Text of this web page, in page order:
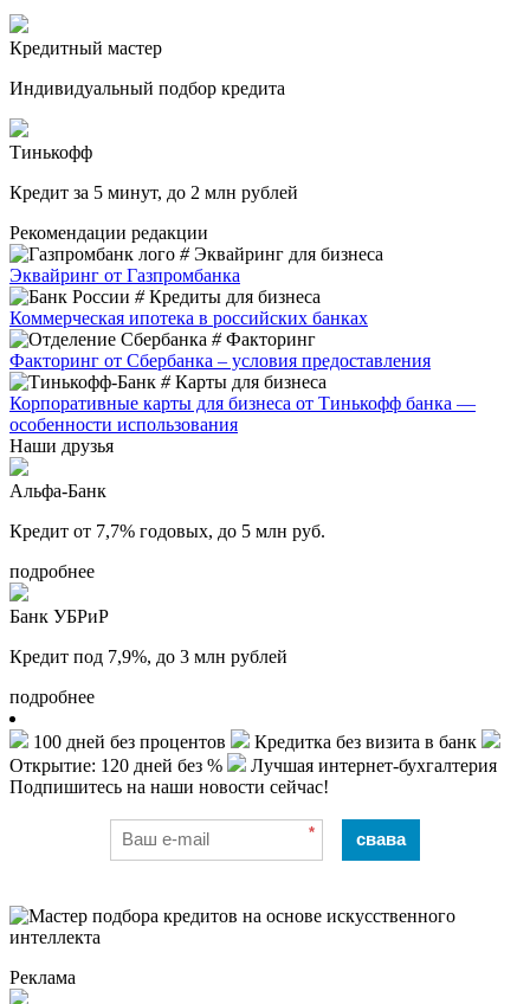
Кредитный мастер
Индивидуальный подбор кредита
Тинькофф
Кредит за 5 минут, до 2 млн рублей
Рекомендации редакции
# Эквайринг для бизнеса
Эквайринг от Газпромбанка
# Кредиты для бизнеса
Коммерческая ипотека в российских банках
# Факторинг
Факторинг от Сбербанка – условия предоставления
# Карты для бизнеса
Корпоративные карты для бизнеса от Тинькофф банка —
особенности использования
Наши друзья
Альфа-Банк
Кредит от 7,7% годовых, до 5 млн руб.
подробнее
Банк УБРиР
Кредит под 7,9%, до 3 млн рублей
подробнее
100 дней без процентов
Кредитка без визита в банк
Открытие: 120 дней без %
Лучшая интернет-бухгалтерия
Подпишитесь на наши новости сейчас!
* свава
Реклама